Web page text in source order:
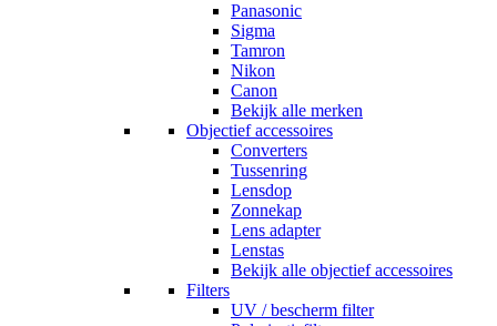
Panasonic
Sigma
Tamron
Nikon
Canon
Bekijk alle merken
Objectief accessoires
Converters
Tussenring
Lensdop
Zonnekap
Lens adapter
Lenstas
Bekijk alle objectief accessoires
Filters
UV / bescherm filter